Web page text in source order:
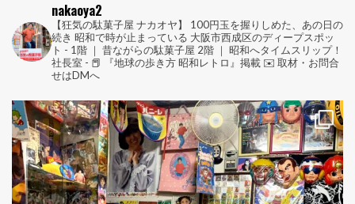
nakaoya2
【狂気の駄菓子屋 ナカオヤ】
100円玉を握りしめた、あの日の
続き 昭和で時が止まっている 大阪市西成区のディープスポッ
ト - 1階 ｜ 昔ながらの駄菓子屋 2階 ｜ 昭和へタイムスリップ！
社長室 - 📕 『地球の歩き方 昭和レトロ』掲載 ✉️ 取材・お問合
せはDMへ